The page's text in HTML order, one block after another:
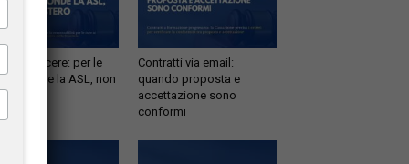
in carcere: per le
risponde la ASL, non
Contratti via email:
quando proposta e
accettazione sono
conformi